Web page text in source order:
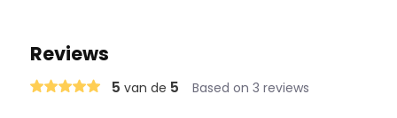
Gebruik
Reviews
5 van de 5 Based on 3 reviews